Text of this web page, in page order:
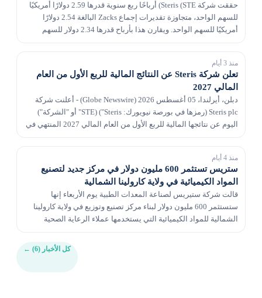
حققت شركة Steris (STE) أرباحًا ربع سنوية قدرها 2.59 دولارًا أمريكيًا
للسهم الواحد، متجاوزة تقديرات إجماع Zacks البالغة 2.54 دولارًا
أمريكيًا للسهم الواحد. ويقارن هذا بأرباح قدرها 2.34 دولار للسهم
منذ 3 أيام
تعلن شركة Steris عن النتائج المالية للربع الأول من العام
المالي 2027
دبلن، أيرلندا، 05 أغسطس 2026 (Globe Newswire) - أعلنت شركة
Steris plc (رمزها في بورصة نيويورك: STE) ("Steris" أو "الشركة")
اليوم عن نتائجها المالية للربع الأول من العام المالي 2027 المنتهي في
منذ 4 أيام
ستريس تستثمر 600 مليون دولار في مركز جديد لتصنيع
المواد الكيميائية في ولاية كارولينا الشمالية
قالت شركة ستيريس لصناعة المعدات الطبية يوم الأربعاء إنها
ستستثمر 600 مليون دولار لبناء مركز تصنيع وتوزيع في ولاية كارولينا
الشمالية للمواد الكيميائية التي يستخدمها عملاء الرعاية الصحية
كل الأخبار (6) ←